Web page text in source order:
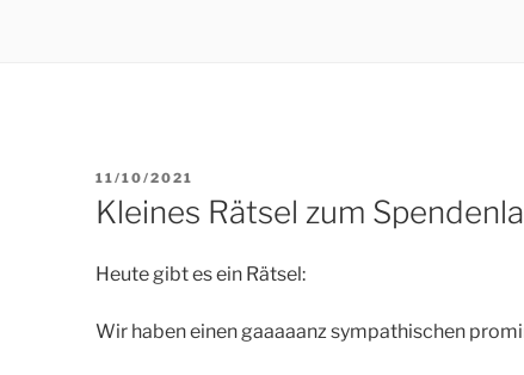
VERÖFFENTLICHT
AM
11/10/2021
Kleines Rätsel zum
Heute gibt es ein Rätsel:
Wir haben einen gaaaaanz sympathischen